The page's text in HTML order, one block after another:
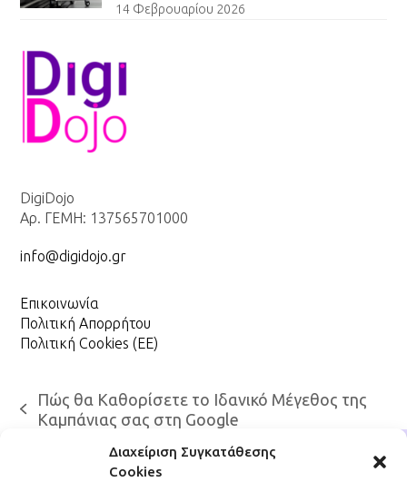
Διαχείριση Συγκατάθεσης
Cookies
14 Φεβρουαρίου 2026
DigiDojo
Αρ. ΓΕΜΗ: 137565701000
info@digidojo.gr
Επικοινωνία
Πολιτική Απορρήτου
Πολιτική Cookies (ΕΕ)
previous
Πώς θα Καθορίσετε το Ιδανικό Μέγεθος της
Καμπάνιας σας στη Google